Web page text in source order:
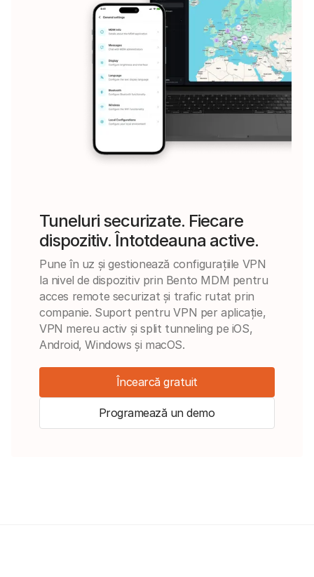
Tuneluri securizate. Fiecare
dispozitiv. Întotdeauna active.
Pune în uz și gestionează configurațiile VPN
la nivel de dispozitiv prin Bento MDM pentru
acces remote securizat și trafic rutat prin
companie. Suport pentru VPN per aplicație,
VPN mereu activ și split tunneling pe iOS,
Android, Windows și macOS.
Încearcă gratuit
Programează un demo